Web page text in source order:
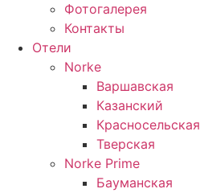
Фотогалерея
Контакты
Отели
Norke
Варшавская
Казанский
Красносельская
Тверская
Norke Prime
Бауманская